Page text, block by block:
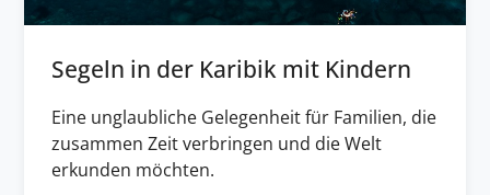
Segeln in der Karibik mit Kindern
Eine unglaubliche Gelegenheit für Familien, die
zusammen Zeit verbringen und die Welt
erkunden möchten.